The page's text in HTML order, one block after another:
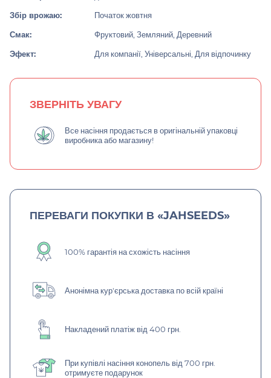
Збір врожаю:
Початок жовтня
Смак:
Фруктовий, Земляний, Деревний
Эфект:
Для компанії, Універсальні, Для відпочинку
ЗВЕРНІТЬ УВАГУ
Все насіння продається в оригінальній упаковці
виробника або магазину!
ПЕРЕВАГИ ПОКУПКИ В «JAHSEEDS»
100% гарантія на схожість насіння
Анонімна кур'єрська доставка по всій країні
Накладений платіж від 400 грн.
При купівлі насіння конопель від 700 грн.
отримуєте подарунок